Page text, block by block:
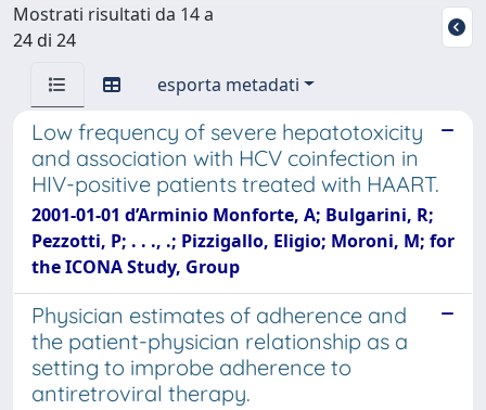
Mostrati risultati da 14 a
24 di 24
esporta metadati
Low frequency of severe hepatotoxicity
and association with HCV coinfection in
HIV-positive patients treated with HAART.
2001-01-01 d’Arminio Monforte, A; Bulgarini, R;
Pezzotti, P; . . ., .; Pizzigallo, Eligio; Moroni, M; for
the ICONA Study, Group
Physician estimates of adherence and
the patient-physician relationship as a
setting to improbe adherence to
antiretroviral therapy.